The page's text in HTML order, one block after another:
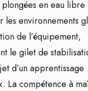
en eau libre
les environnements
de l’équipement,
le gilet de
d’un apprentissage
La compétence à